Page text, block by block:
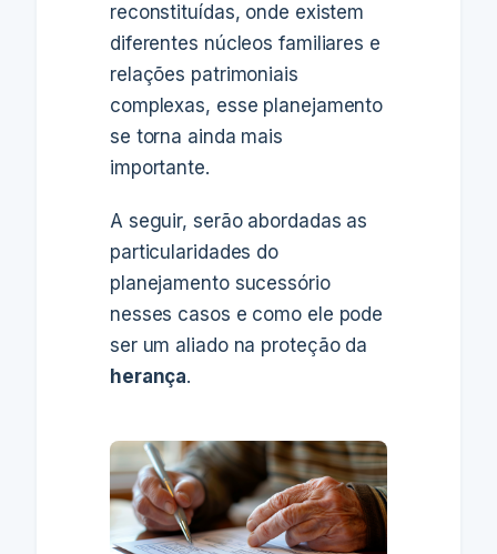
reconstituídas, onde existem
diferentes núcleos familiares e
relações patrimoniais
complexas, esse planejamento
se torna ainda mais
importante.
A seguir, serão abordadas as
particularidades do
planejamento sucessório
nesses casos e como ele pode
ser um aliado na proteção da
herança.